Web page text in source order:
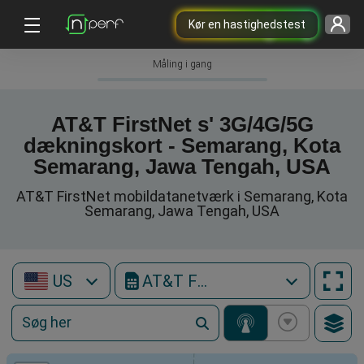
Kør en hastighedstest
Måling i gang
AT&T FirstNet s' 3G/4G/5G
dækningskort - Semarang, Kota
Semarang, Jawa Tengah, USA
AT&T FirstNet mobildatanetværk i Semarang, Kota
Semarang, Jawa Tengah, USA
US AT&T FirstNet